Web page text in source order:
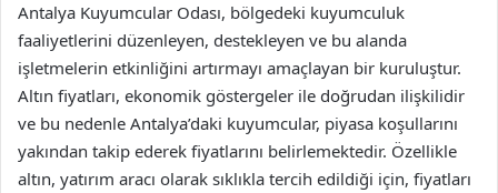
Antalya Kuyumcular Odası, bölgedeki kuyumculuk
faaliyetlerini düzenleyen, destekleyen ve bu alanda
işletmelerin etkinliğini artırmayı amaçlayan bir kuruluştur.
Altın fiyatları, ekonomik göstergeler ile doğrudan ilişkilidir
ve bu nedenle Antalya’daki kuyumcular, piyasa koşullarını
yakından takip ederek fiyatlarını belirlemektedir. Özellikle
altın, yatırım aracı olarak sıklıkla tercih edildiği için, fiyatları